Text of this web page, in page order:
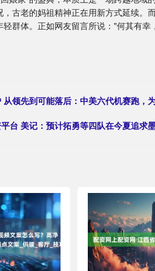
，古老的妈祖精神正在用新方式延续
群体。正如网友留言所说："何其有
从领先到可能落后：中美六代机赛跑，
台 美记：预计拓勇等四队在今夏追求